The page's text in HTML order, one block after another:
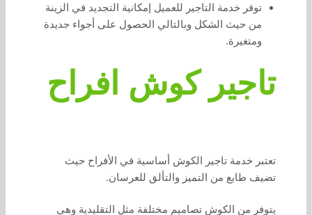
توفر خدمة التاجير للعميل إمكانية التجديد في الزينة
من حيث الشكل وبالتالي الحصول على أجواء جديدة
ومتغيرة.
تاجير كوش افراح
تعتبر خدمة تاجير الكوش أساسية في الأفراح حيث
تضيف طابع من التميز والتألق للعرسان.
يتوفر من الكوش تصاميم مختلفة مثل التقليدية وهي